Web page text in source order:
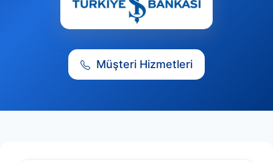
Müşteri Hizmetleri